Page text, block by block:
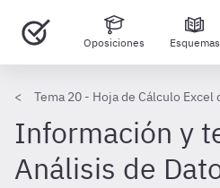
Oposiciones Esquemas
Tema 20 - Hoja de Cálculo
Información y
Análisis de